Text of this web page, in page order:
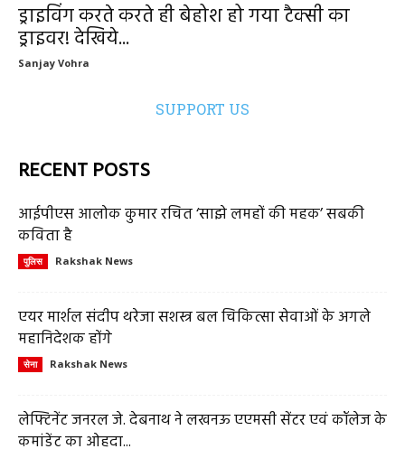
ड्राइविंग करते करते ही बेहोश हो गया टैक्सी का
ड्राइवर! देखिये...
Sanjay Vohra
SUPPORT US
RECENT POSTS
आईपीएस आलोक कुमार रचित ‘साझे लमहों की महक’ सबकी
कविता है
पुलिस Rakshak News
एयर मार्शल संदीप थरेजा सशस्त्र बल चिकित्सा सेवाओं के अगले
महानिदेशक होंगे
सेना Rakshak News
लेफ्टिनेंट जनरल जे. देबनाथ ने लखनऊ एएमसी सेंटर एवं कॉलेज के
कमांडेंट का ओहदा...